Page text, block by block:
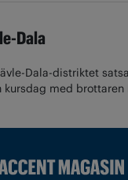
Dala
Dala-distriktet
med brottaren